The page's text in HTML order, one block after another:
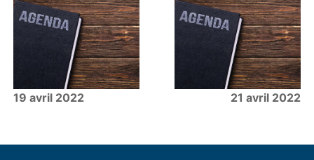
19 avril 2022 21 avril 2022